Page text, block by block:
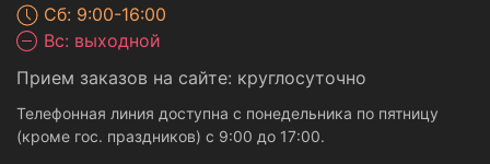
Сб: 9:00-16:00
Вс: выходной
Прием заказов на сайте: круглосуточно
Телефонная линия доступна с понедельника по пятницу
(кроме гос. праздников) с 9:00 до 17:00.